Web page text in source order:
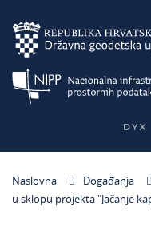
Naslovna Događanja
u sklopu projekta "Jačanje